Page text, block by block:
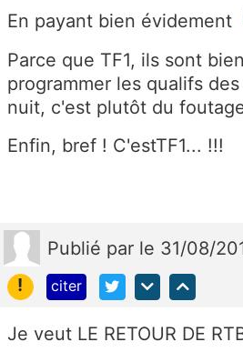
En payant bien évidement
Parce que TF1, ils sont
programmer les qualifs
nuit, c'est plutôt du
Enfin, bref ! C'estTF1... !!!
Publié par le 31/08/
!
citer
Je veut LE RETOUR DE